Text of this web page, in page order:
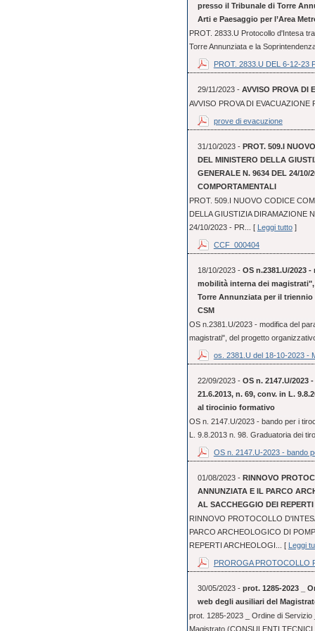
presso il Tribunale di Torre
Arti e Paesaggio per l’Area
PROT. 2833.U Protocollo d'Intesa
Torre Annunziata e la
PROT. 2833.U DEL 6-12-23
29/11/2023 - AVVISO PROVA DI
AVVISO PROVA DI
prove di evacuzione
31/10/2023 - PROT. 509.I
DEL MINISTERO DELLA
GENERALE N. 9634 DEL 24/10/
COMPORTAMENTALI
PROT. 509.I NUOVO CODICE
DELLA GIUSTIZIA DIRAMAZIONE
24/10/2023 - PR... [ Leggi tutto]
CCF_000404
18/10/2023 - OS n.2381.U/2023
mobilità interna dei
Torre Annunziata per il triennio
CSM
OS n.2381.U/2023 - modifica del
magistrati", del progetto
os. 2381.U del 18-10-2023 -
22/09/2023 - OS n. 2147.U/
21.6.2013, n. 69, conv. in L.
al tirocinio formativo
OS n. 2147.U/2023 - bando per i
L. 9.8.2013 n. 98. Graduatoria dei
OS n. 2147.U-2023 - bando
01/08/2023 - RINNOVO
ANNUNZIATA E IL PARCO
AL SACCHEGGIO DEI
RINNOVO PROTOCOLLO
PARCO ARCHEOLOGICO DI
REPERTI ARCHEOLOGI... [ Leggi
PROROGA PROTOCOLLO
30/05/2023 - prot. 1285-2023 _
web degli ausiliari del
prot. 1285-2023 _ Ordine di
Magistrato (CONSULENTI TECNICI